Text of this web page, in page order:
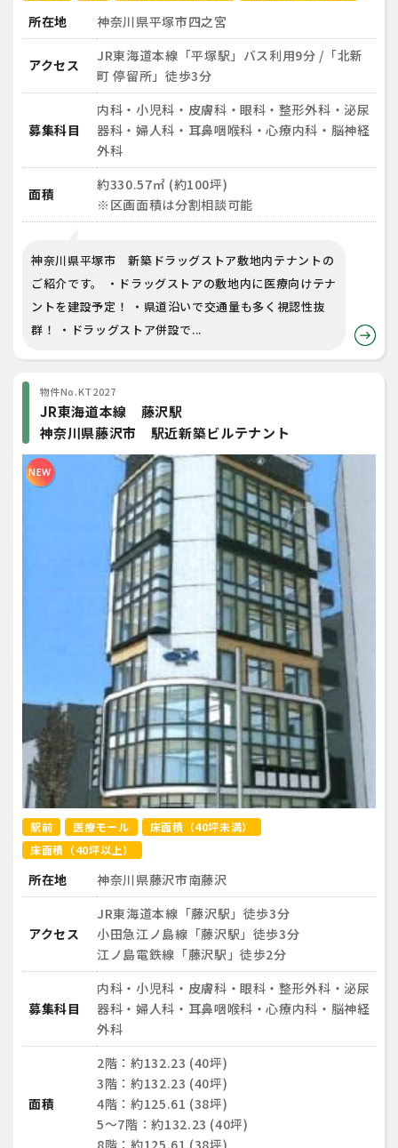
所在地 神奈川県平塚市四之宮
アクセス
JR東海道本線「平塚駅」バス利用9分 /「北新
町 停留所」徒歩3分
募集科目
内科・小児科・皮膚科・眼科・整形外科・泌尿
器科・婦人科・耳鼻咽喉科・心療内科・脳神経
外科
面積
約330.57㎡ (約100坪)
※区画面積は分割相談可能
神奈川県平塚市 新築ドラッグストア敷地内テナントの
ご紹介です。 ・ドラッグストアの敷地内に医療向けテナ
ントを建設予定！ ・県道沿いで交通量も多く視認性抜
群！ ・ドラッグストア併設で...
物件No.KT2027
JR東海道本線 藤沢駅
神奈川県藤沢市 駅近新築ビルテナント
NEW
駅前 医療モール
床面積（40坪未満）
床面積（40坪以上）
所在地 神奈川県藤沢市南藤沢
アクセス
JR東海道本線「藤沢駅」徒歩3分
小田急江ノ島線「藤沢駅」徒歩3分
江ノ島電鉄線「藤沢駅」徒歩2分
募集科目
内科・小児科・皮膚科・眼科・整形外科・泌尿
器科・婦人科・耳鼻咽喉科・心療内科・脳神経
外科
面積
2階：約132.23 (40坪)
3階：約132.23 (40坪)
4階：約125.61 (38坪)
5～7階：約132.23 (40坪)
8階：約125.61 (38坪)